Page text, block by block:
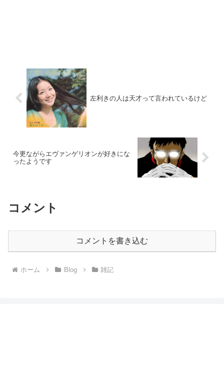
左利きの人は天才って言われているけど
今更ながらエヴァンゲリオンが好きにな
ったようです
コメント
コメントを書き込む
ホーム Blog 雑記